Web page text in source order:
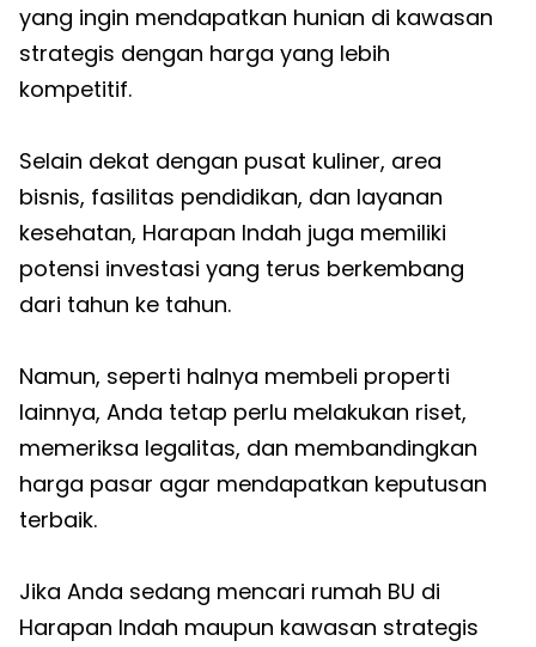
yang ingin mendapatkan hunian di kawasan
strategis dengan harga yang lebih
kompetitif.
Selain dekat dengan pusat kuliner, area
bisnis, fasilitas pendidikan, dan layanan
kesehatan, Harapan Indah juga memiliki
potensi investasi yang terus berkembang
dari tahun ke tahun.
Namun, seperti halnya membeli properti
lainnya, Anda tetap perlu melakukan riset,
memeriksa legalitas, dan membandingkan
harga pasar agar mendapatkan keputusan
terbaik.
Jika Anda sedang mencari rumah BU di
Harapan Indah maupun kawasan strategis